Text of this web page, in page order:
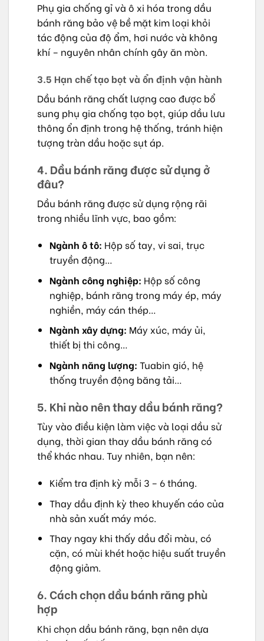
Phụ gia chống gỉ và ô xi hóa trong dầu
bánh răng bảo vệ bề mặt kim loại khỏi
tác động của độ ẩm, hơi nước và không
khí – nguyên nhân chính gây ăn mòn.
3.5 Hạn chế tạo bọt và ổn định vận hành
Dầu bánh răng chất lượng cao được bổ
sung phụ gia chống tạo bọt, giúp dầu lưu
thông ổn định trong hệ thống, tránh hiện
tượng tràn dầu hoặc sụt áp.
4. Dầu bánh răng được sử dụng ở
đâu?
Dầu bánh răng được sử dụng rộng rãi
trong nhiều lĩnh vực, bao gồm:
Ngành ô tô: Hộp số tay, vi sai, trục
truyền động…
Ngành công nghiệp: Hộp số công
nghiệp, bánh răng trong máy ép, máy
nghiền, máy cán thép…
Ngành xây dựng: Máy xúc, máy ủi,
thiết bị thi công…
Ngành năng lượng: Tuabin gió, hệ
thống truyền động băng tải…
5. Khi nào nên thay dầu bánh răng?
Tùy vào điều kiện làm việc và loại dầu sử
dụng, thời gian thay dầu bánh răng có
thể khác nhau. Tuy nhiên, bạn nên:
Kiểm tra định kỳ mỗi 3 – 6 tháng.
Thay dầu định kỳ theo khuyến cáo của
nhà sản xuất máy móc.
Thay ngay khi thấy dầu đổi màu, có
cặn, có mùi khét hoặc hiệu suất truyền
động giảm.
6. Cách chọn dầu bánh răng phù
hợp
Khi chọn dầu bánh răng, bạn nên dựa